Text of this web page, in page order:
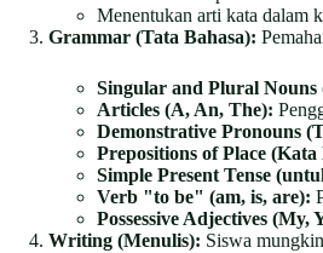
Menentukan arti kata dalam
Grammar (Tata Bahasa):
Singular and Plural
Articles (A, An, The):
Demonstrative Pronouns
Prepositions of Place
Simple Present Tense
Verb "to be" (am, is, are):
Possessive Adjectives
Writing (Menulis): Siswa